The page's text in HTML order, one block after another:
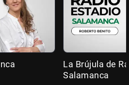
La Brújula de
Salamanca